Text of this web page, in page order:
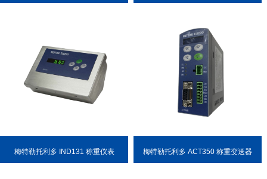
梅特勒托利多 IND131 称重仪表 梅特勒托利多 ACT350 称重变送器